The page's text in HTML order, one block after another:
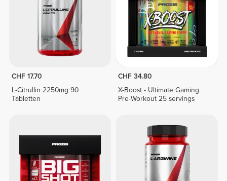
CHF 17.70
L-Citrullin 2250mg 90
Tabletten
CHF 34.80
X-Boost - Ultimate Gaming
Pre-Workout 25 servings